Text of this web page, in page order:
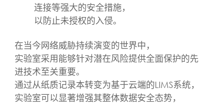
连接等强大的安全措施，
以防止未授权的入侵。
在当今网络威胁持续演变的世界中，
实验室采用能够针对潜在风险提供全面保护的先
进技术至关重要。
通过从纸质记录本转变为基于云端的LIMS系统，
实验室可以显著增强其整体数据安全态势，